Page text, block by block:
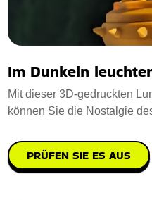
Im Dunkeln
Mit dieser 3D-gedruckten
können Sie die Nostalgie
PRÜFEN SIE ES AUS